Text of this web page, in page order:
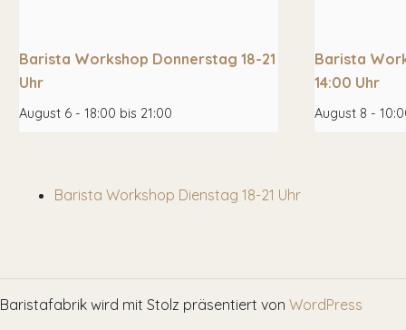
Barista Workshop Donnerstag 18-21
Uhr
August 6 - 18:00 bis 21:00
Barista
14:00 Uhr
August 8 -
Barista Workshop Dienstag 18-21 Uhr
Baristafabrik wird mit Stolz präsentiert von WordPress